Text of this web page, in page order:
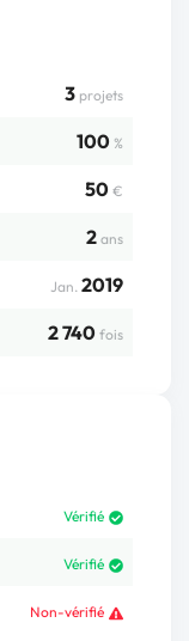
3 projets
100 %
50 €
2 ans
Jan. 2019
2 740 fois
Vérifié
Vérifié
Non-vérifié